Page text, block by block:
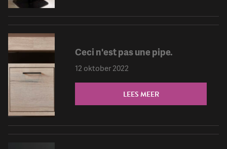
Ceci n'est pas une pipe.
12 oktober 2022
LEES MEER